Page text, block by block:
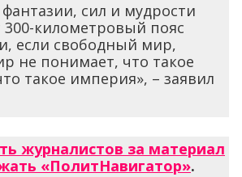
сил и мудрости
300-километровый пояс
если свободный мир,
не понимает, что такое
такое империя», – заявил
журналистов за материал
«ПолитНавигатор».